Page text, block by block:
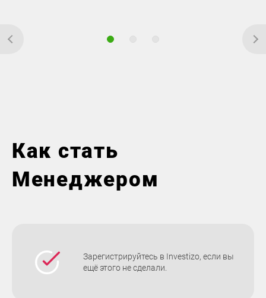
Как стать
Менеджером
Зарегистрируйтесь в Investizo, если вы
ещё этого не сделали.